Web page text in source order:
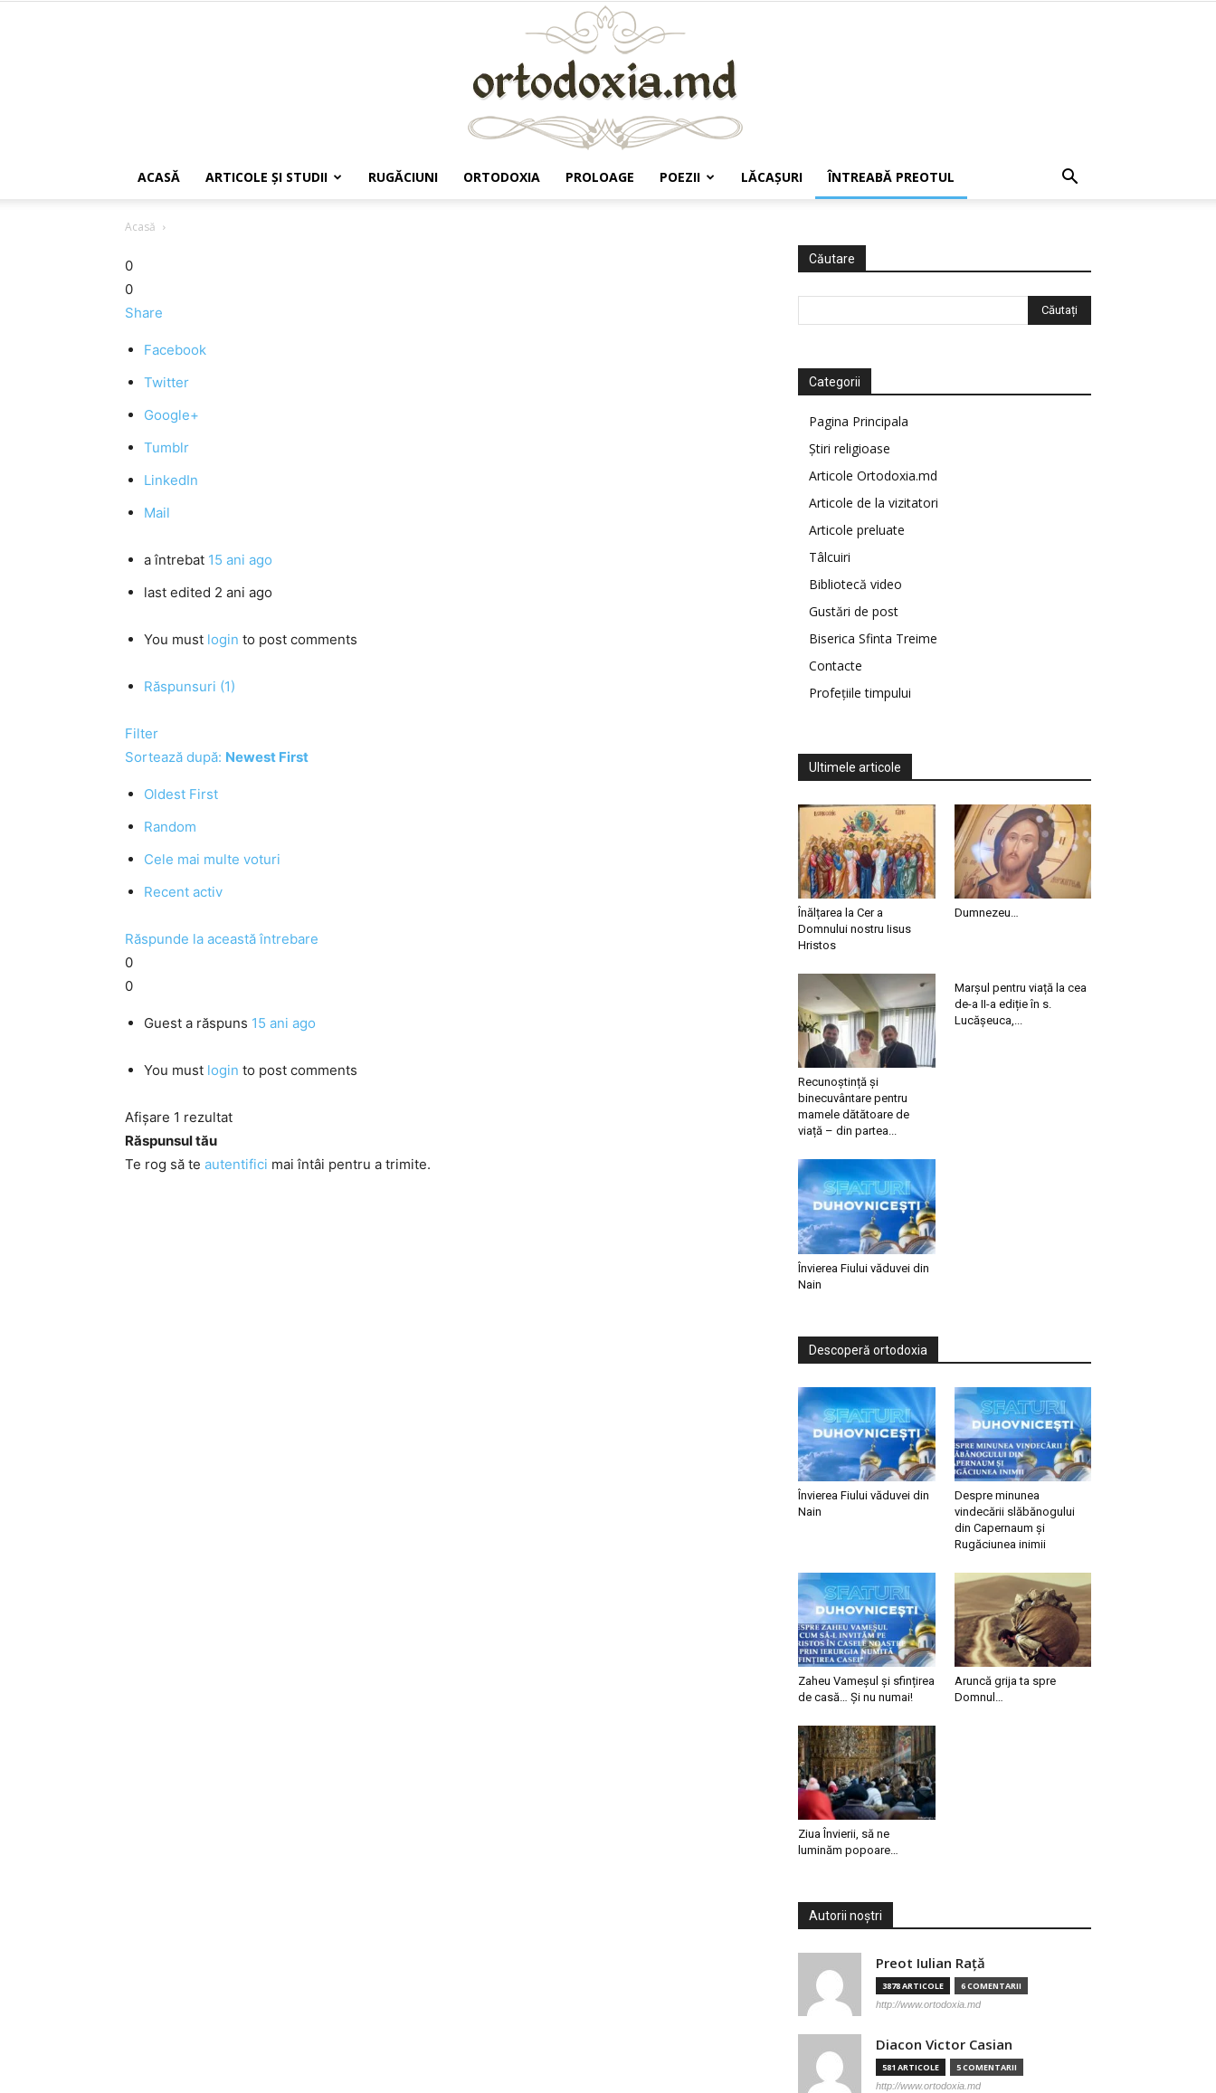
ACASĂ ARTICOLE ŞI STUDII RUGĂCIUNI ORTODOXIA PROLOAGE POEZII LĂCAŞURI ÎNTREABĂ PREOTUL
Acasă
0
0
Share
Facebook
Twitter
Google+
Tumblr
LinkedIn
Mail
a întrebat 15 ani ago
last edited 2 ani ago
You must login to post comments
Răspunsuri (1)
Filter
Sortează după: Newest First
Oldest First
Random
Cele mai multe voturi
Recent activ
Răspunde la această întrebare
0
0
Guest a răspuns 15 ani ago
You must login to post comments
Afișare 1 rezultat
Răspunsul tău
Te rog să te autentifici mai întâi pentru a trimite.
Căutare
Categorii
Pagina Principala
Știri religioase
Articole Ortodoxia.md
Articole de la vizitatori
Articole preluate
Tâlcuiri
Bibliotecă video
Gustări de post
Biserica Sfinta Treime
Contacte
Profețiile timpului
Ultimele articole
Înălțarea la Cer a
Domnului nostru Iisus
Hristos
Dumnezeu…
Recunoștință și
binecuvântare pentru
mamele dătătoare de
viață – din partea...
Marșul pentru viață la cea
de-a II-a ediție în s.
Lucășeuca,...
Învierea Fiului văduvei din
Nain
Descoperă ortodoxia
Învierea Fiului văduvei din
Nain
Despre minunea
vindecării slăbănogului
din Capernaum și
Rugăciunea inimii
Zaheu Vameșul și sfințirea
de casă… Și nu numai!
Aruncă grija ta spre
Domnul…
Ziua Învierii, să ne
luminăm popoare…
Autorii noștri
Preot Iulian Raţă
3878 ARTICOLE 6 COMENTARII
http://www.ortodoxia.md
Diacon Victor Casian
581 ARTICOLE 5 COMENTARII
http://www.ortodoxia.md